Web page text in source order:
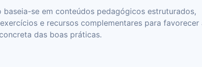
baseia-se em conteúdos pedagógicos estruturados,
e recursos complementares para favorecer
das boas práticas.